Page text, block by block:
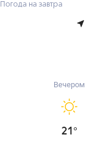
Погода на завтра
Вечером
21 °